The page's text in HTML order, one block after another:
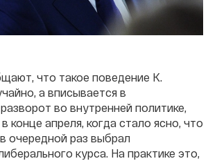
что такое поведение К.
а вписывается в
во внутренней политике,
конце апреля, когда стало ясно, что
очередной раз выбрал
курса. На практике это,